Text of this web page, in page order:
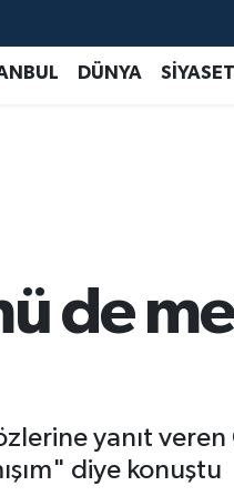
DÜNYA SİYASET
de
yanıt
diye konuştu